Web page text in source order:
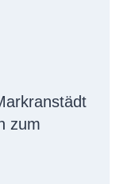
zum